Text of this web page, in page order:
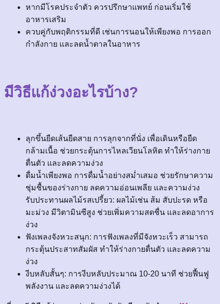
หากมีโรคประจำตัว ควรปรึกษาแพทย์ ก่อนเริ่มใช้
อาหารเสริม
ควบคู่กับพฤติกรรมที่ดี เช่นการนอนให้เพียงพอ การออก
กำลังกาย และลดน้ำตาลในอาหาร
มีวิธีแก้ง่วงอะไรบ้าง?
ลุกขึ้นยืดเส้นยืดสาย การลุกจากที่นั่ง เพื่อเดินหรือยืด
กล้ามเนื้อ ช่วยกระตุ้นการไหลเวียนโลหิต ทำให้ร่างกาย
ตื่นตัว และลดความง่วง
ดื่มน้ำเพียงพอ การดื่มน้ำอย่างสม่ำเสมอ ช่วยรักษาความ
ชุ่มชื้นของร่างกาย ลดความอ่อนเพลีย และความง่วง
รับประทานผลไม้รสเปรี้ยว: ผลไม้เช่น ส้ม สับปะรด หรือ
มะม่วง มีวิตามินซีสูง ช่วยเพิ่มความสดชื่น และลดอาการ
ง่วง
ฟังเพลงจังหวะสนุก: การฟังเพลงที่มีจังหวะเร็ว สามารถ
กระตุ้นประสาทสัมผัส ทำให้ร่างกายตื่นตัว และลดความ
ง่วง
งีบหลับสั้นๆ: การงีบหลับประมาณ 10-20 นาที ช่วยฟื้นฟู
พลังงาน และลดความง่วงได้